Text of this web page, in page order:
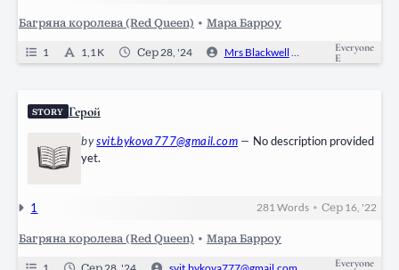
Багряна королева (Red Queen) • Мара Барроу
1 1,1 K Сер 28, '24 Mrs Blackwell
Everyone
E
STORY Герой
bysvit.bykova777@gmail.com— No description provided
yet.
1 281Words •Сер 16, '22
Багряна королева (Red Queen) • Мара Барроу
Everyone